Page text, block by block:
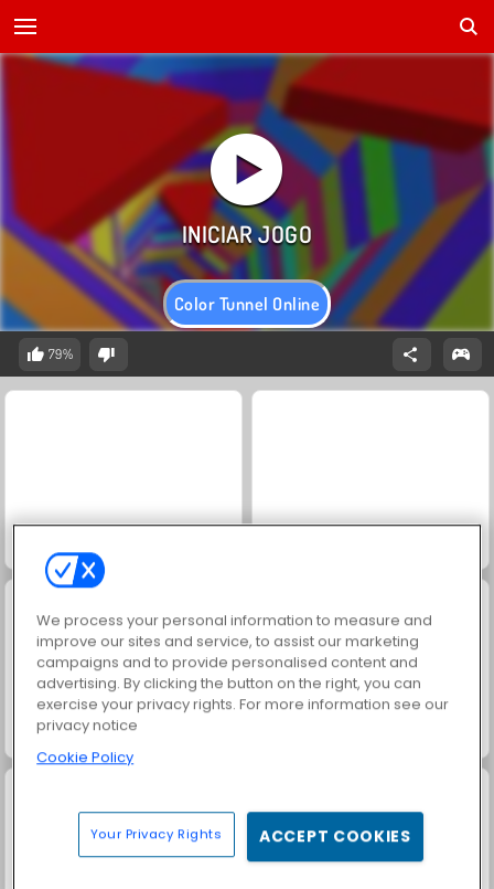
Color Tunnel Online
79%
Trollface Quest: USA 2
Jewel Garden Story
We process your personal information to measure and
improve our sites and service, to assist our marketing
campaigns and to provide personalised content and
advertising. By clicking the button on the right, you can
exercise your privacy rights. For more information see our
privacy notice
Cookie Policy
Your Privacy Rights ACCEPT COOKIES